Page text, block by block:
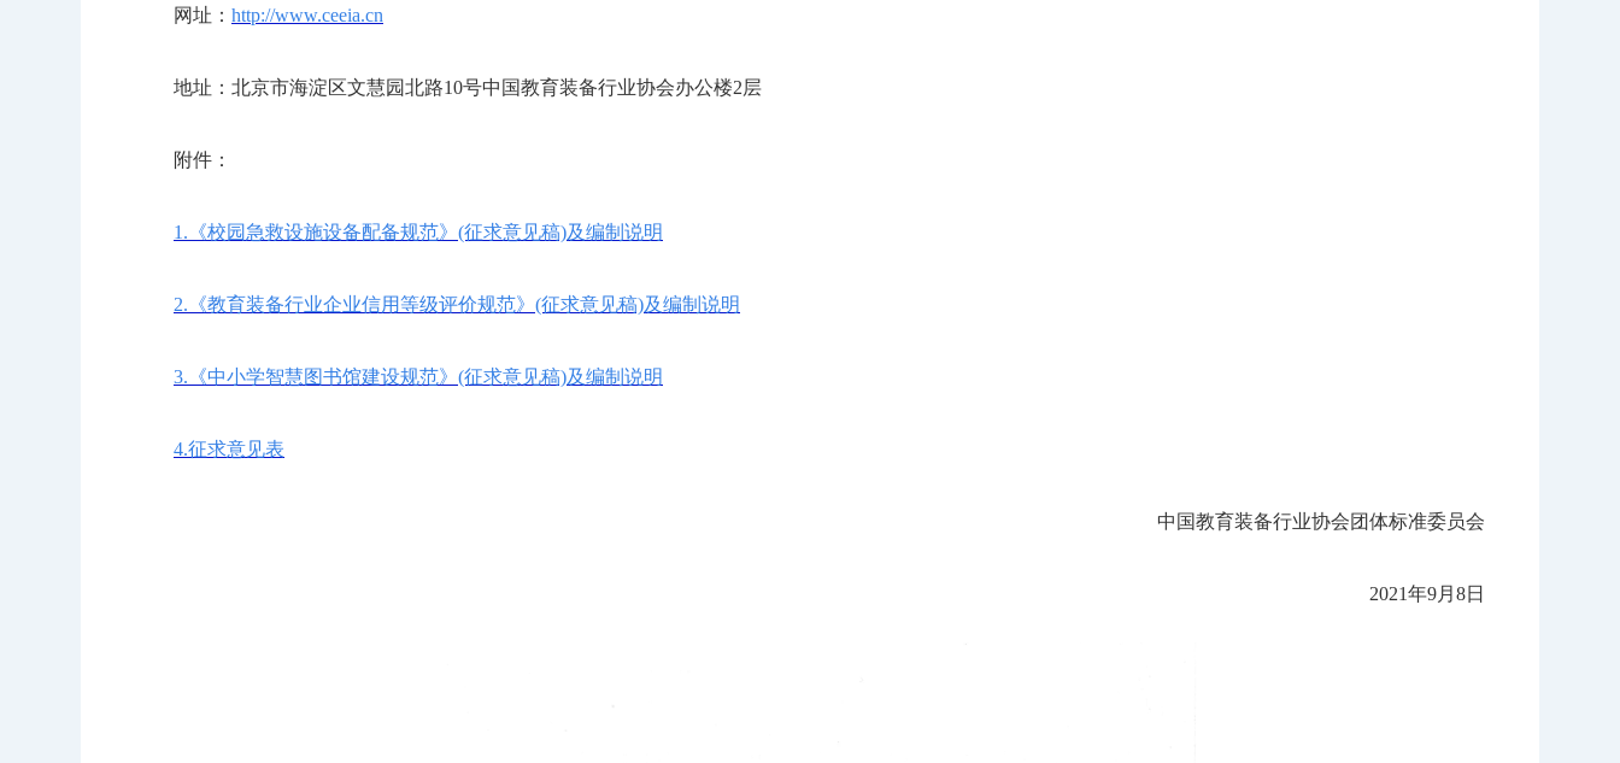
网址： http://www.ceeia.cn
地址：北京市海淀区文慧园北路10号中国教育装备行业协会办公楼2层
附件：
1.《校园急救设施设备配备规范》(征求意见稿)及编制说明
2.《教育装备行业企业信用等级评价规范》(征求意见稿)及编制说明
3.《中小学智慧图书馆建设规范》(征求意见稿)及编制说明
4.征求意见表
中国教育装备行业协会团体标准委员会
2021年9月8日